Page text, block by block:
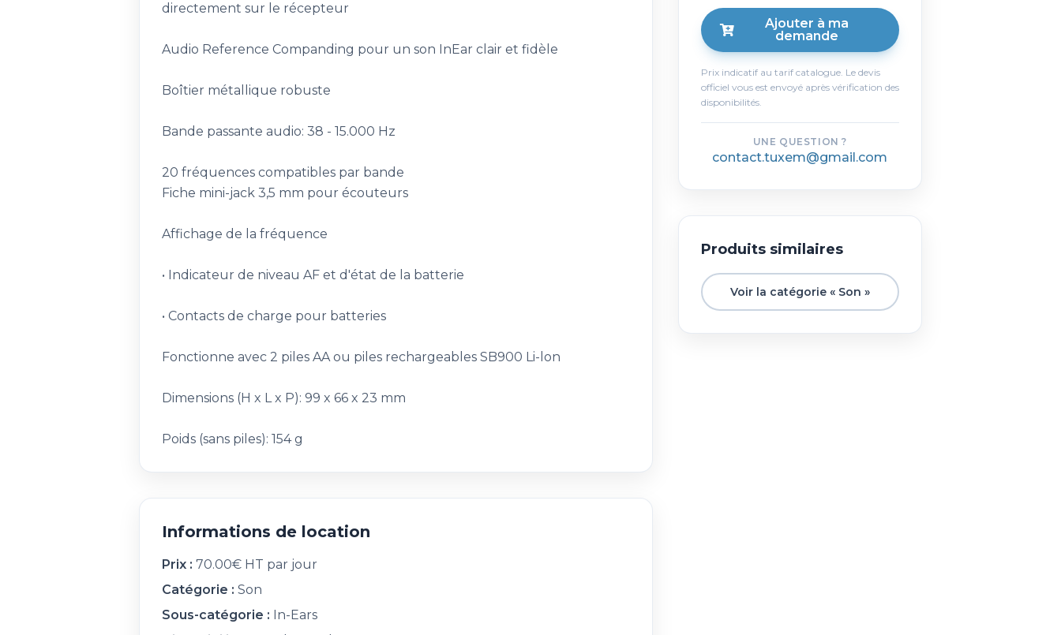
directement sur le récepteur
Audio Reference Companding pour un son InEar clair et fidèle
Boîtier métallique robuste
Bande passante audio: 38 - 15.000 Hz
20 fréquences compatibles par bande
Fiche mini-jack 3,5 mm pour écouteurs
Affichage de la fréquence
• Indicateur de niveau AF et d'état de la batterie
• Contacts de charge pour batteries
Fonctionne avec 2 piles AA ou piles rechargeables SB900 Li-lon
Dimensions (H x L x P): 99 x 66 x 23 mm
Poids (sans piles): 154 g
Informations de location
Prix : 70.00€ HT par jour
Catégorie : Son
Sous-catégorie : In-Ears
Ajouter à ma
demande
Prix indicatif au tarif catalogue. Le devis
officiel vous est envoyé après vérification des
disponibilités.
UNE QUESTION ?
contact.tuxem@gmail.com
Produits similaires
Voir la catégorie « Son »